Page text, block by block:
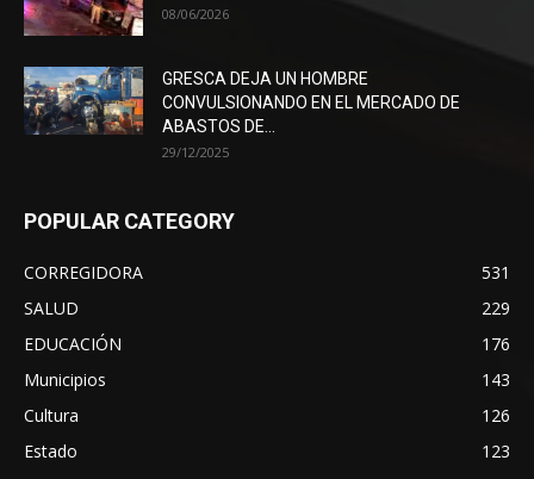
08/06/2026
GRESCA DEJA UN HOMBRE
CONVULSIONANDO EN EL MERCADO DE
ABASTOS DE...
29/12/2025
POPULAR CATEGORY
CORREGIDORA
531
SALUD
229
EDUCACIÓN
176
Municipios
143
Cultura
126
Estado
123